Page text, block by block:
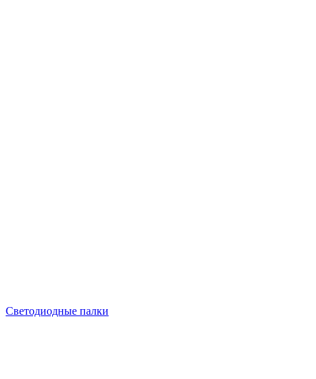
Светодиодные палки